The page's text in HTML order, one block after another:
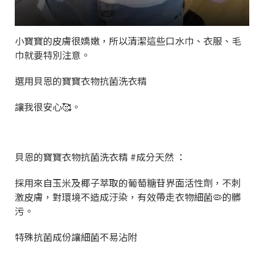
小寶寶的皮膚很嬌嫩，所以清潔這些口水巾、衣服、毛
巾就要特別注意。
選用貝恩的寶寶衣物抗菌洗衣精
讓我很安心🥰。
貝恩的寶寶衣物抗菌洗衣精 #成分天然 ：
採用來自玉米及椰子萃取的葡萄糖苷界面活性劑，不刺
激皮膚，對環境不造成汙染，有效帶走衣物細菌🦠的髒
污。
特殊抗菌成份讓細菌不易沾附